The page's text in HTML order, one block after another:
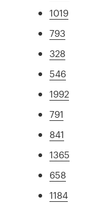
1019
793
328
546
1992
791
841
1365
658
1184